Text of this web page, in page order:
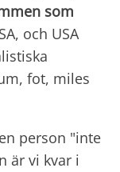
som
och USA
fot, miles
person "inte
är vi kvar i